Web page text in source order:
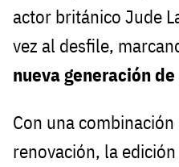
actor británico Jude
vez al desfile,
nueva generación
Con una
renovación, la